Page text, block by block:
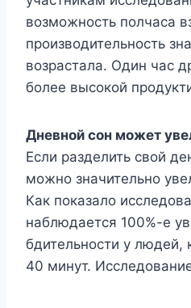
возможность полчаса
производительность
возрастала. Один час
более высокой
Дневной сон может
Если разделить свой
можно значительно
Как показало
наблюдается 100%-е
бдительности у людей,
40 минут.